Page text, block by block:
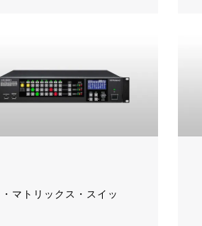
マトリックス・スイッ